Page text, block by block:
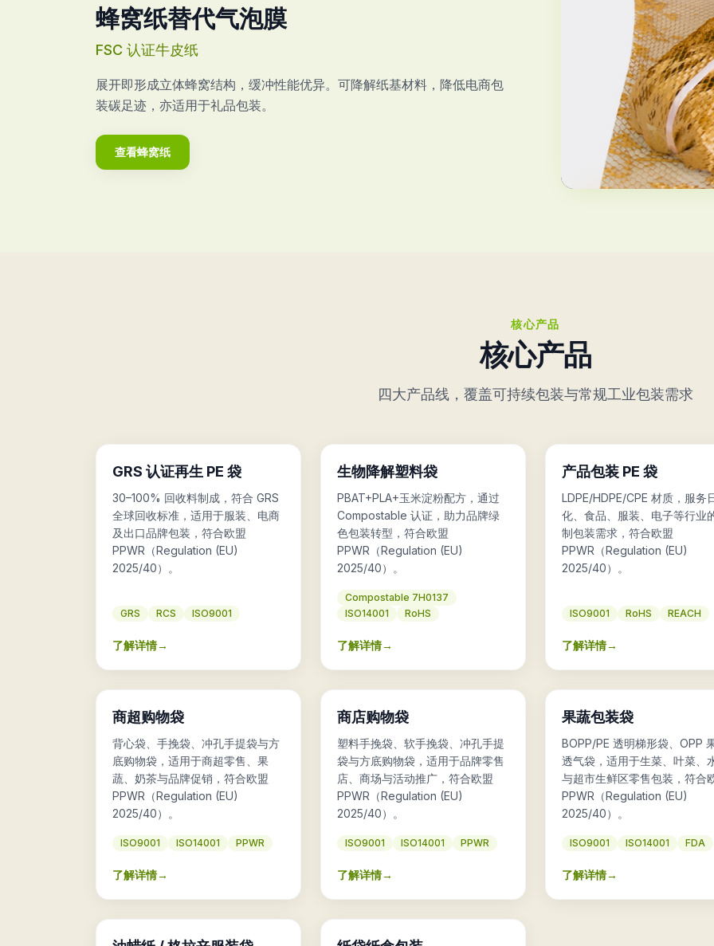
蜂窝纸替代气泡膜
FSC 认证牛皮纸
展开即形成立体蜂窝结构，缓冲性能优异。可降解纸基材料，降低电商包
装碳足迹，亦适用于礼品包装。
查看蜂窝纸
核心产品
核心产品
四大产品线，覆盖可持续包装与常规工业包装需求
♻️
GRS 认证再生 PE 袋
30–100% 回收料制成，符合 GRS
全球回收标准，适用于服装、电商
及出口品牌包装，符合欧盟
PPWR（Regulation (EU)
2025/40）。
GRS RCS ISO9001
了解详情→
🌱
生物降解塑料袋
PBAT+PLA+玉米淀粉配方，通过
Compostable 认证，助力品牌绿
色包装转型，符合欧盟
PPWR（Regulation (EU)
2025/40）。
Compostable 7H0137
ISO14001
RoHS
了解详情→
📦
产品包装 PE 袋
LDPE/HDPE/CPE 材质，服务
化、食品、服装、电子等行业
制包装需求，符合欧盟
PPWR（Regulation (EU)
2025/40）。
ISO9001 RoHS REACH
了解详情→
🛒
商超购物袋
背心袋、手挽袋、冲孔手提袋与方
底购物袋，适用于商超零售、果
蔬、奶茶与品牌促销，符合欧盟
PPWR（Regulation (EU)
2025/40）。
ISO9001 ISO14001 PPWR
了解详情→
🛍️
商店购物袋
塑料手挽袋、软手挽袋、冲孔手提
袋与方底购物袋，适用于品牌零售
店、商场与活动推广，符合欧盟
PPWR（Regulation (EU)
2025/40）。
ISO9001 ISO14001 PPWR
了解详情→
🥬
果蔬包装袋
BOPP/PE 透明梯形袋、OPP
透气袋，适用于生菜、叶菜、
与超市生鲜区零售包装，符合
PPWR（Regulation (EU)
2025/40）。
ISO9001 ISO14001 FDA
了解详情→